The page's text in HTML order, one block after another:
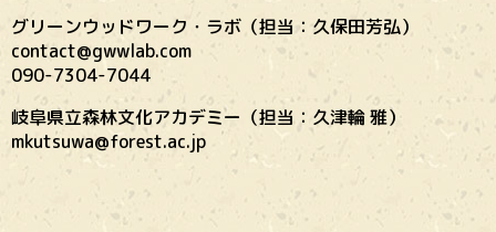
グリーンウッドワーク・ラボ（担当：久保田芳弘）
contact@gwwlab.com
090-7304-7044
岐阜県立森林文化アカデミー（担当：久津輪 雅）
mkutsuwa@forest.ac.jp